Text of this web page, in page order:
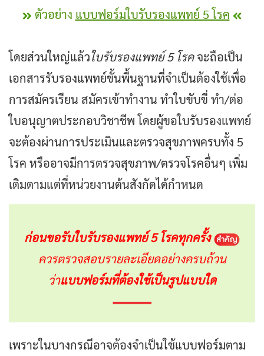
ตัวอย่าง แบบฟอร์มใบรับรองแพทย์ 5 โรค
โดยส่วนใหญ่แล้วใบรับรองแพทย์ 5 โรคจะถือเป็น
เอกสารรับรองแพทย์ขั้นพื้นฐานที่จำเป็นต้องใช้เพื่อ
การสมัครเรียน สมัครเข้าทำงาน ทำใบขับขี่ ทำ/ต่อ
ใบอนุญาตประกอบวิชาชีพ โดยผู้ขอใบรับรองแพทย์
จะต้องผ่านการประเมินและตรวจสุขภาพครบทั้ง 5
โรค หรืออาจมีการตรวจสุขภาพ/ตรวจโรคอื่นๆ เพิ่ม
เติมตามแต่ที่หน่วยงานต้นสังกัดได้กำหนด
ก่อนขอรับใบรับรองแพทย์ 5 โรคทุกครั้ง
ควรตรวจสอบรายละเอียดอย่างครบถ้วน
ว่าแบบฟอร์มที่ต้องใช้เป็นรูปแบบใด
เพราะในบางกรณีอาจต้องจำเป็นใช้แบบฟอร์มตาม